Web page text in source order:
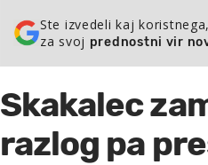
Ste izvedeli kaj
za svoj prednostni vir
Skakalec
razlog pa